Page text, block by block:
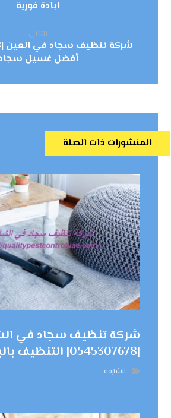
ابادة فورية
التالي
أفضل غسيل
المنشورات ذات الصلة
شركة تنظيف سجاد في
|0545307678| التنظيف بالبخار
الشارقة